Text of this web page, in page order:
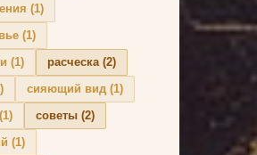
(1)
(1)
(1) расческа(2)
сияющий вид (1)
(1) советы (2)
(1)